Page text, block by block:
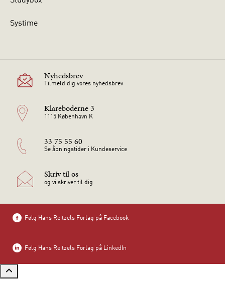
Systime
Nyhedsbrev
Tilmeld dig vores nyhedsbrev
Klareboderne 3
1115 København K
33 75 55 60
Se åbningstider i Kundeservice
Skriv til os
og vi skriver til dig
Følg Hans Reitzels Forlag på Facebook
Følg Hans Reitzels Forlag på LinkedIn